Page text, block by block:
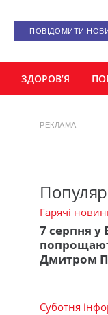
ПОВІДОМИТИ
ЗДОРОВ’Я
РЕКЛАМА
Гарячі
7 серпня у
Дмитром
Суботня